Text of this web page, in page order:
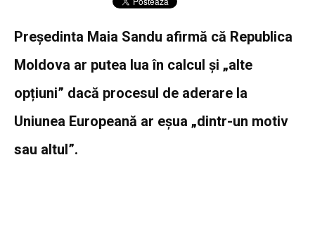
Președinta Maia Sandu afirmă că Republica
Moldova ar putea lua în calcul și „alte
opțiuni” dacă procesul de aderare la
Uniunea Europeană ar eșua „dintr-un motiv
sau altul”.